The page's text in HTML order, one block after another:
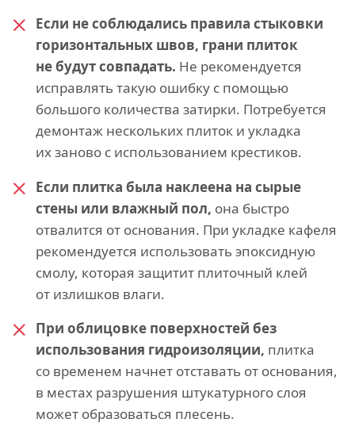
Если не соблюдались правила стыковки
горизонтальных швов, грани плиток
не будут совпадать. Не рекомендуется
исправлять такую ошибку с помощью
большого количества затирки. Потребуется
демонтаж нескольких плиток и укладка
их заново с использованием крестиков.
Если плитка была наклеена на сырые
стены или влажный пол, она быстро
отвалится от основания. При укладке кафеля
рекомендуется использовать эпоксидную
смолу, которая защитит плиточный клей
от излишков влаги.
При облицовке поверхностей без
использования гидроизоляции, плитка
со временем начнет отставать от основания,
в местах разрушения штукатурного слоя
может образоваться плесень.